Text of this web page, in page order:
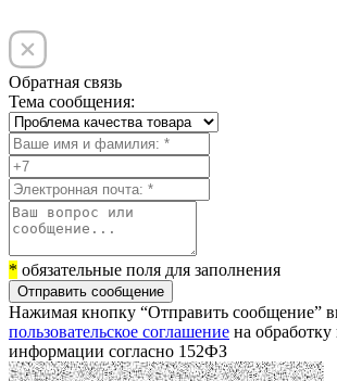
Обратная связь
Тема сообщения:
* обязательные поля для заполнения
Отправить сообщение
Нажимая кнопку “Отправить сообщение”
пользовательское соглашение на
информации согласно 152ФЗ